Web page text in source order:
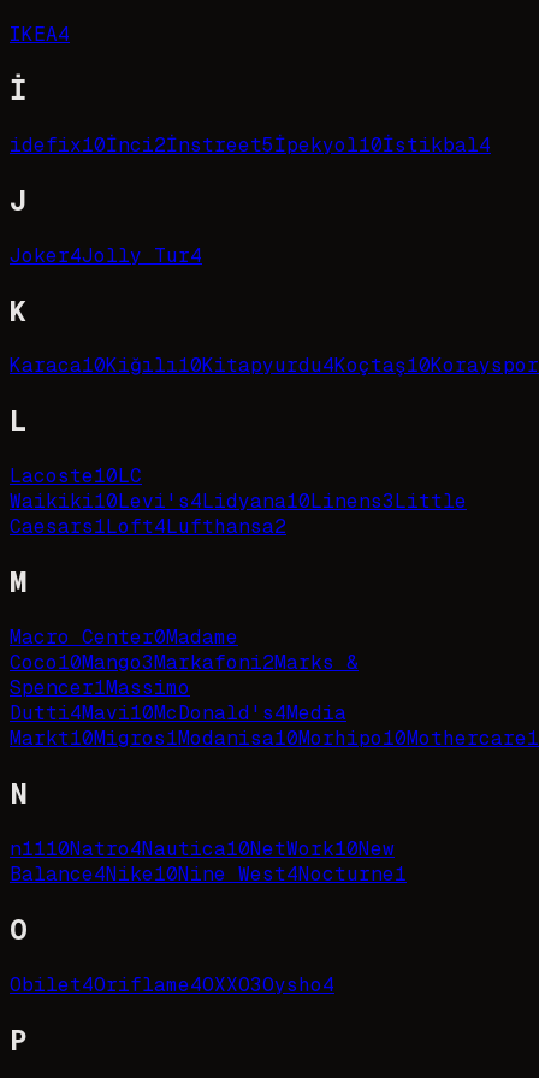
IKEA4
İ
idefix10İnci2İnstreet5İpekyol10İstikbal4
J
Joker4Jolly Tur4
K
Karaca10Kiğılı10Kitapyurdu4Koçtaş10Korayspor
L
Lacoste10LC
Waikiki10Levi's4Lidyana10Linens3Little
Caesars1Loft4Lufthansa2
M
Macro Center0Madame
Coco10Mango3Markafoni2Marks &
Spencer1Massimo
Dutti4Mavi10McDonald's4Media
Markt10Migros1Modanisa10Morhipo10Mothercare1
N
n1110Natro4Nautica10NetWork10New
Balance4Nike10Nine West4Nocturne1
O
Obilet4Oriflame4OXXO3Oysho4
P